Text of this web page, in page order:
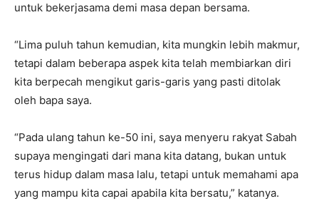
untuk bekerjasama demi masa depan bersama.
“Lima puluh tahun kemudian, kita mungkin lebih makmur,
tetapi dalam beberapa aspek kita telah membiarkan diri
kita berpecah mengikut garis-garis yang pasti ditolak
oleh bapa saya.
“Pada ulang tahun ke-50 ini, saya menyeru rakyat Sabah
supaya mengingati dari mana kita datang, bukan untuk
terus hidup dalam masa lalu, tetapi untuk memahami apa
yang mampu kita capai apabila kita bersatu,” katanya.